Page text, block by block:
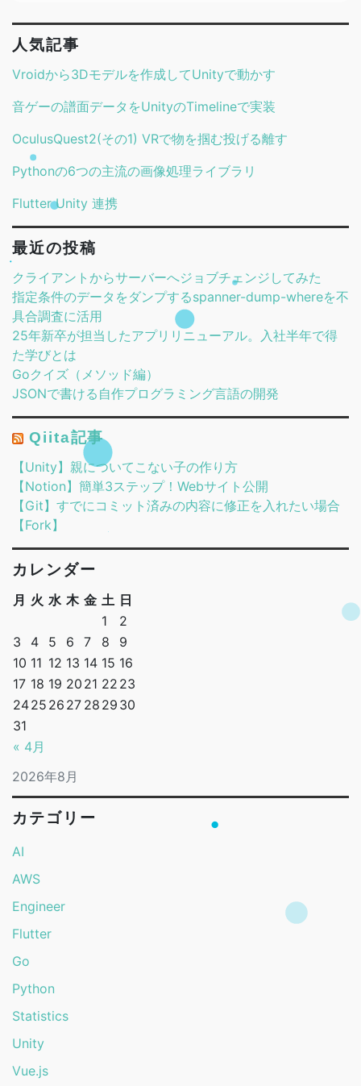
人気記事
Vroidから3Dモデルを作成してUnityで動かす
音ゲーの譜面データをUnityのTimelineで実装
OculusQuest2(その1) VRで物を掴む投げる離す
Pythonの6つの主流の画像処理ライブラリ
Flutter Unity 連携
最近の投稿
クライアントからサーバーへジョブチェンジしてみた
指定条件のデータをダンプするspanner-dump-whereを不
具合調査に活用
25年新卒が担当したアプリリニューアル。入社半年で得
た学びとは
Goクイズ（メソッド編）
JSONで書ける自作プログラミング言語の開発
Qiita記事
【Unity】親についてこない子の作り方
【Notion】簡単3ステップ！Webサイト公開
【Git】すでにコミット済みの内容に修正を入れたい場合
【Fork】
カレンダー
2026年8月
月 火 水 木 金 土 日
« 4月
1
2
3
4 5 6 7 8
9
10 11 12 13 14 15 16
17 18 19 20 21 22 23
2425 26 27 28 29 30
31
カテゴリー
AI
AWS
Engineer
Flutter
Go
Python
Statistics
Unity
Vue.js